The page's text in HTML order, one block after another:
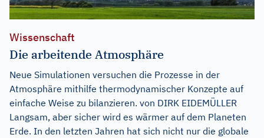
Wissenschaft
Die arbeitende Atmosphäre
Neue Simulationen versuchen die Prozesse in der
Atmosphäre mithilfe thermodynamischer Konzepte auf
einfache Weise zu bilanzieren. von DIRK EIDEMÜLLER
Langsam, aber sicher wird es wärmer auf dem Planeten
Erde. In den letzten Jahren hat sich nicht nur die globale